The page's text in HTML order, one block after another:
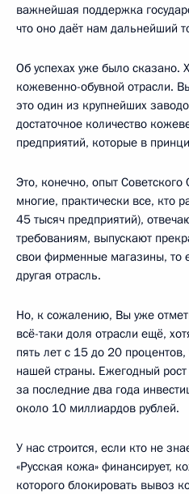
важнейшая поддержка
что оно даёт нам дальнейший
Об успехах уже было сказано.
кожевенно-обувной отрасли.
это один из крупнейших
достаточное количество
предприятий, которые в
Это, конечно, опыт
многие, практически все, кто
45 тысяч предприятий),
требованиям, выпускают
свои фирменные магазины, то
другая отрасль.
Но, к сожалению, Вы уже
всё-таки доля отрасли ещё,
пять лет с 15 до 20
нашей страны. Ежегодный
за последние два года
около 10 миллиардов рублей.
У нас строится, если кто не
«Русская кожа» финансирует,
которого блокировать вывоз